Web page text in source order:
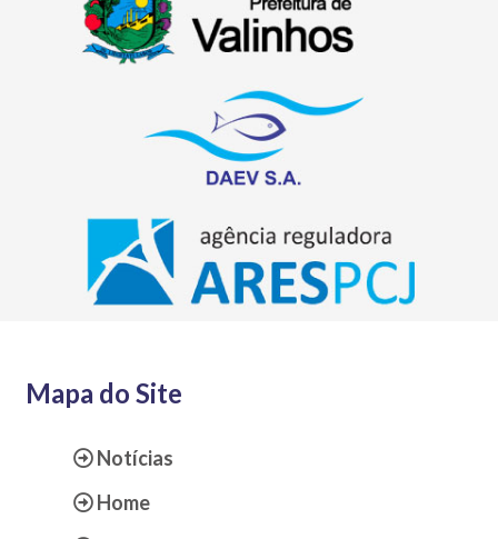
Mapa do Site
Notícias
Home